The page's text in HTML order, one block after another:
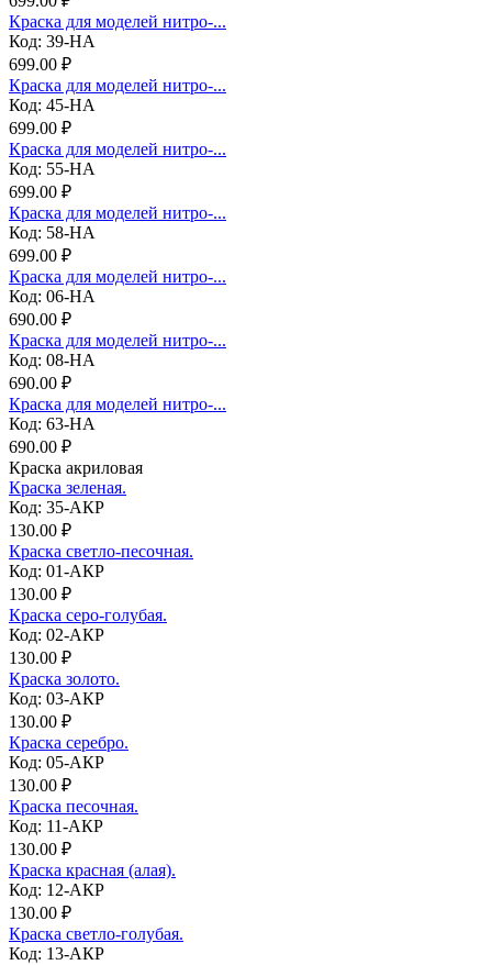
Краска для моделей нитро-...
Код: 39-НА
699.00 ₽
Краска для моделей нитро-...
Код: 45-НА
699.00 ₽
Краска для моделей нитро-...
Код: 55-НА
699.00 ₽
Краска для моделей нитро-...
Код: 58-НА
699.00 ₽
Краска для моделей нитро-...
Код: 06-НА
690.00 ₽
Краска для моделей нитро-...
Код: 08-НА
690.00 ₽
Краска для моделей нитро-...
Код: 63-НА
690.00 ₽
Краска акриловая
Краска зеленая.
Код: 35-АКР
130.00 ₽
Краска светло-песочная.
Код: 01-АКР
130.00 ₽
Краска серо-голубая.
Код: 02-АКР
130.00 ₽
Краска золото.
Код: 03-АКР
130.00 ₽
Краска серебро.
Код: 05-АКР
130.00 ₽
Краска песочная.
Код: 11-АКР
130.00 ₽
Краска красная (алая).
Код: 12-АКР
130.00 ₽
Краска светло-голубая.
Код: 13-АКР